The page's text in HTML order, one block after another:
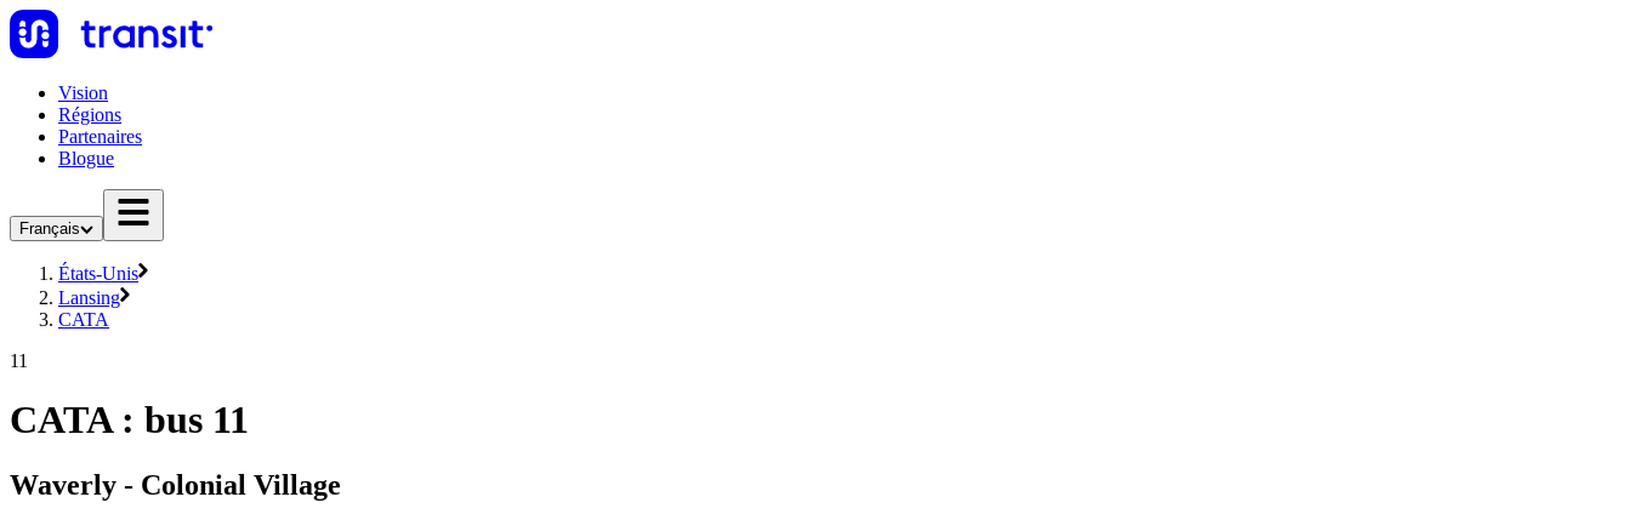
Vision
Régions
Partenaires
Blogue
Français
États-Unis
Lansing
CATA
11
CATA : bus 11
Waverly - Colonial Village